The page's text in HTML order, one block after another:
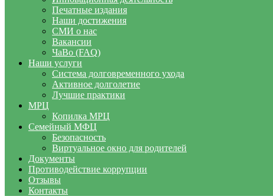
Печатные издания
Наши достижения
СМИ о нас
Вакансии
ЧаВо (FAQ)
Наши услуги
Система долговременного ухода
Активное долголетие
Лучшие практики
МРЦ
Копилка МРЦ
Семейный МФЦ
Безопасность
Виртуальное окно для родителей
Документы
Противодействие коррупции
Отзывы
Контакты